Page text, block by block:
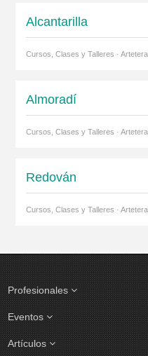
Alcantarilla
Cursos, Clases y Talleres ·
Almoradí
Cursos, Clases y Talleres ·
Redován
Cursos, Clases y Talleres ·
Profesionales
Eventos
Artículos